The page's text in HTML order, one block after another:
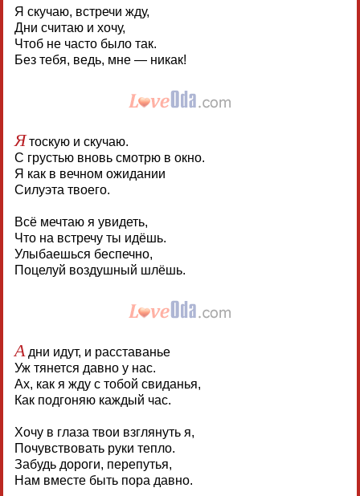
Я скучаю, встречи жду,
Дни считаю и хочу,
Чтоб не часто было так.
Без тебя, ведь, мне — никак!
Ятоскую и скучаю.
С грустью вновь смотрю в окно.
Я как в вечном ожидании
Силуэта твоего.
Всё мечтаю я увидеть,
Что на встречу ты идёшь.
Улыбаешься беспечно,
Поцелуй воздушный шлёшь.
А дни идут, и расставанье
Уж тянется давно у нас.
Ах, как я жду с тобой свиданья,
Как подгоняю каждый час.
Хочу в глаза твои взглянуть я,
Почувствовать руки тепло.
Забудь дороги, перепутья,
Нам вместе быть пора давно.